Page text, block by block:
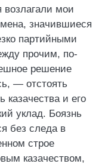
возлагали мои
значившиеся
партийными
прочим, по-
решение
— отстоять
казачества и его
уклад. Боязнь
без следа в
строе
казачеством,